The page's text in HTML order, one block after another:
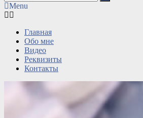
Menu
Главная
Обо мне
Видео
Реквизиты
Контакты